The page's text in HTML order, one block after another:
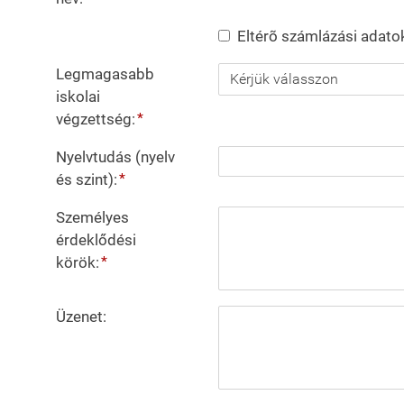
Eltérõ számlázási
Legmagasabb
iskolai
végzettség:*
Nyelvtudás (nyelv
és szint):*
Személyes
érdeklődési
körök:*
Üzenet: